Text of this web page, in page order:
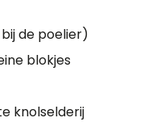
de poelier)
blokjes
knolselderij